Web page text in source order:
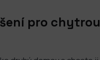
pro chytrou